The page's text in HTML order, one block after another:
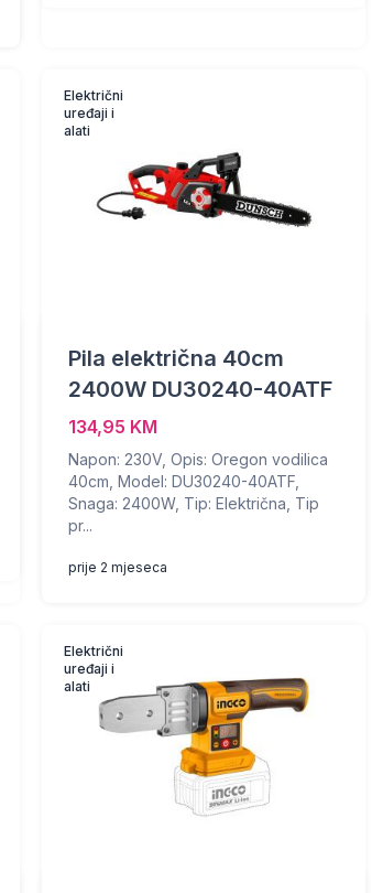
Električni
uređaji i
alati
Pila električna 40cm
2400W DU30240-40ATF
134,95 KM
Napon: 230V, Opis: Oregon vodilica
40cm, Model: DU30240-40ATF,
Snaga: 2400W, Tip: Električna, Tip
pr...
prije 2 mjeseca
Električni
uređaji i
alati